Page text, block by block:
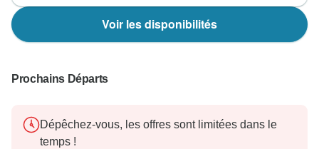
Voir les disponibilités
Prochains Départs
Dépêchez-vous, les offres sont limitées dans le
temps !